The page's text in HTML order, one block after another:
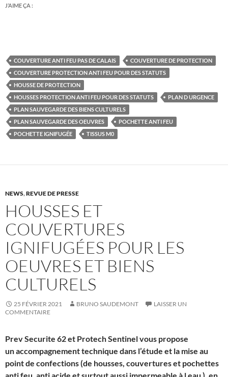
J’AIME ÇA :
COUVERTURE ANTI FEU PAS DE CALAIS
COUVERTURE DE PROTECTION
COUVERTURE PROTECTION ANTI FEU POUR DES STATUTS
HOUSSE DE PROTECTION
HOUSSES PROTECTION ANTI FEU POUR DES STATUTS
PLAN D URGENCE
PLAN SAUVEGARDE DES BIENS CULTURELS
PLAN SAUVEGARDE DES OEUVRES
POCHETTE ANTI FEU
POCHETTE IGNIFUGÉE
TISSUS M0
NEWS,REVUE DE PRESSE
HOUSSES ET
COUVERTURES
IGNIFUGÉES POUR LES
OEUVRES ET BIENS
CULTURELS
25 FÉVRIER 2021 BRUNO SAUDEMONT
LAISSER UN
COMMENTAIRE
Prev Securite 62 et Protech Sentinel vous propose
un accompagnement technique dans l’étude et la mise au
point de confections (de housses, couvertures et pochettes
anti feu ,anti acide et surtout aussi impermeable à l eau ), en